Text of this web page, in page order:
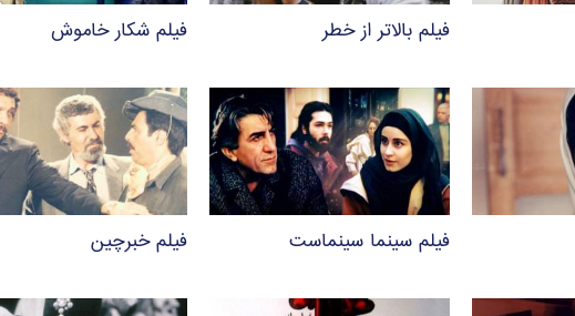
فیلم بالاتر از خطر فیلم شکار خاموش
فیلم سینما سینماست فیلم خبرچین